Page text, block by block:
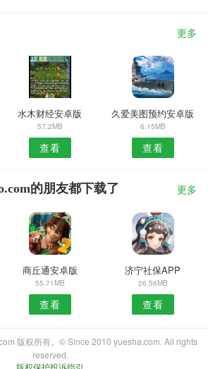
更多
水木财经安卓版
57.2MB
查看
久爱美图预约安卓版
6.15MB
查看
的朋友都下载了 更多
商丘通安卓版
55.71MB
查看
济宁社保APP
26.56MB
查看
版权所有。© Since 2010 yuesha.com. All rights
reserved.